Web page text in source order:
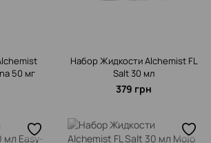
50 мг
Набор Жидкости Alchemist FL
Salt 30 мл
379 грн